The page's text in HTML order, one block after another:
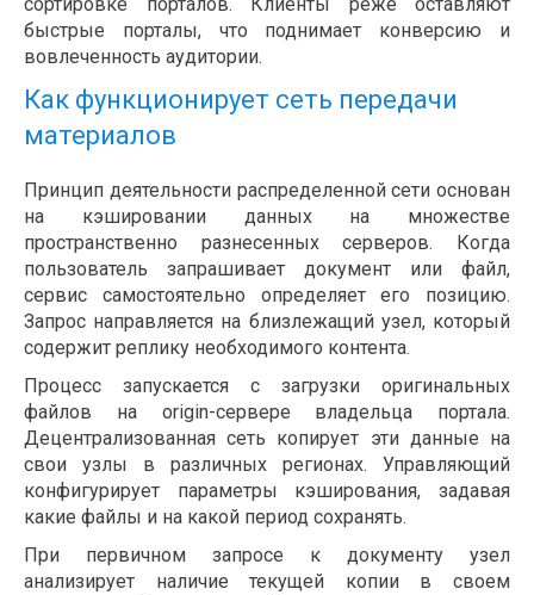
быстрые порталы, что поднимает конверсию и
вовлеченность аудитории.
Как функционирует сеть передачи
материалов
Принцип деятельности распределенной сети основан
на кэшировании данных на множестве
пространственно разнесенных серверов. Когда
пользователь запрашивает документ или файл,
сервис самостоятельно определяет его позицию.
Запрос направляется на близлежащий узел, который
содержит реплику необходимого контента.
Процесс запускается с загрузки оригинальных
файлов на origin-сервере владельца портала.
Децентрализованная сеть копирует эти данные на
свои узлы в различных регионах. Управляющий
конфигурирует параметры кэширования, задавая
какие файлы и на какой период сохранять.
При первичном запросе к документу узел
анализирует наличие текущей копии в своем